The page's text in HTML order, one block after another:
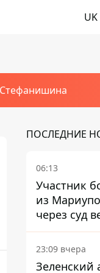
UK
ПОСЛЕДНИЕ
06:13
Участник
из
через суд
субсидии
Ощадбанке
решение
23:09 вчера
Зеленский